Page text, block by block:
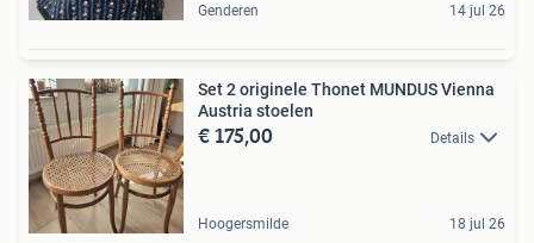
Genderen 14 jul 26
Set 2 originele Thonet MUNDUS Vienna
Austria stoelen
€ 175,00 Details
Hoogersmilde 18 jul 26